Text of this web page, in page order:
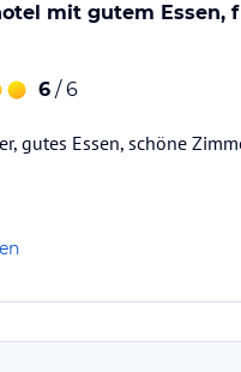
mit gutem Essen,
6 / 6
gutes Essen, schöne